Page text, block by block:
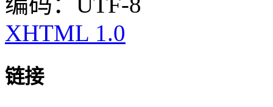
XHTML 1.0
链接